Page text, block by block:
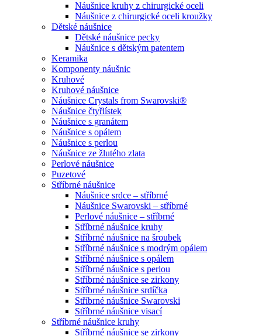
Náušnice kruhy z chirurgické oceli
Náušnice z chirurgické oceli kroužky
Dětské náušnice
Dětské náušnice pecky
Náušnice s dětským patentem
Keramika
Komponenty náušnic
Kruhové
Kruhové náušnice
Náušnice Crystals from Swarovski®
Náušnice čtyřlístek
Náušnice s granátem
Náušnice s opálem
Náušnice s perlou
Náušnice ze žlutého zlata
Perlové náušnice
Puzetové
Stříbrné náušnice
Náušnice srdce – stříbrné
Náušnice Swarovski – stříbrné
Perlové náušnice – stříbrné
Stříbrné náušnice kruhy
Stříbrné náušnice na šroubek
Stříbrné náušnice s modrým opálem
Stříbrné náušnice s opálem
Stříbrné náušnice s perlou
Stříbrné náušnice se zirkony
Stříbrné náušnice srdíčka
Stříbrné náušnice Swarovski
Stříbrné náušnice visací
Stříbrné náušnice kruhy
Stříbrné náušnice se zirkony